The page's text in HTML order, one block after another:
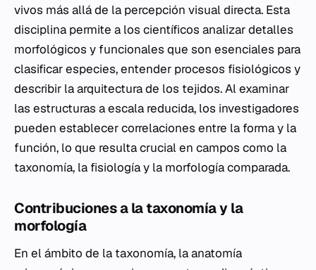
vivos más allá de la percepción visual directa. Esta
disciplina permite a los científicos analizar detalles
morfológicos y funcionales que son esenciales para
clasificar especies, entender procesos fisiológicos y
describir la arquitectura de los tejidos. Al examinar
las estructuras a escala reducida, los investigadores
pueden establecer correlaciones entre la forma y la
función, lo que resulta crucial en campos como la
taxonomía, la fisiología y la morfología comparada.
Contribuciones a la taxonomía y la
morfología
En el ámbito de la taxonomía, la anatomía